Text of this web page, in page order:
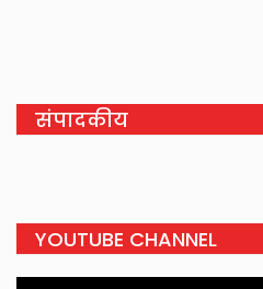
संपादकीय
YOUTUBE CHANNEL